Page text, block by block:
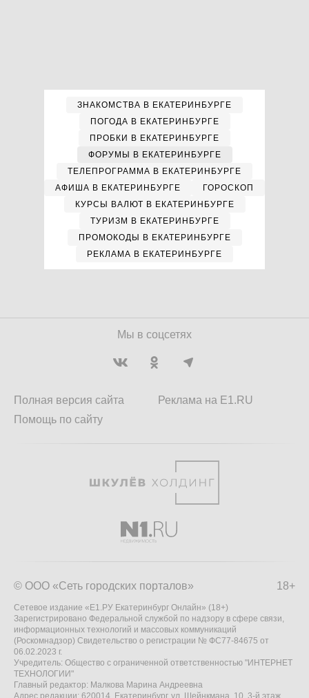
ЗНАКОМСТВА В ЕКАТЕРИНБУРГЕ
ПОГОДА В ЕКАТЕРИНБУРГЕ
ПРОБКИ В ЕКАТЕРИНБУРГЕ
ФОРУМЫ В ЕКАТЕРИНБУРГЕ
ТЕЛЕПРОГРАММА В ЕКАТЕРИНБУРГЕ
АФИША В ЕКАТЕРИНБУРГЕ
ГОРОСКОП
КУРСЫ ВАЛЮТ В ЕКАТЕРИНБУРГЕ
ТУРИЗМ В ЕКАТЕРИНБУРГЕ
ПРОМОКОДЫ В ЕКАТЕРИНБУРГЕ
РЕКЛАМА В ЕКАТЕРИНБУРГЕ
Мы в соцсетях
Полная версия сайта
Помощь по сайту
Реклама на E1.RU
18+
© ООО «Сеть городских порталов»
Сетевое издание «Е1.РУ Екатеринбург Онлайн» (18+)
Зарегистрировано Федеральной службой по надзору в сфере связи,
информационных технологий и массовых коммуникаций
(Роскомнадзор) Свидетельство о регистрации № ФС77-84675 от
06.02.2023 г.
Учредитель: Общество с ограниченной ответственностью "ИНТЕРНЕТ
ТЕХНОЛОГИИ"
Главный редактор: Малкова Марина Андреевна
Адрес редакции: 620014, Екатеринбург, ул. Шейнкмана, 10, 3-й этаж,